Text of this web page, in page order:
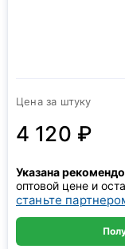
Цена за штуку
4 120 ₽
Указана
оптовой цене и
станьте